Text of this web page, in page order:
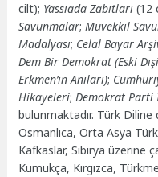
cilt); Yassıada Zabıtları(12
Savunmalar;Müvekkil
Madalyası; Celal Bayar
Dem Bir Demokrat (Eski
Erkmen’in Anıları);
Hikayeleri;Demokrat Parti
bulunmaktadır. Türk Diline
Osmanlıca, Orta Asya
Kafkaslar, Sibirya üzerine
Kumukça, Kırgızca,